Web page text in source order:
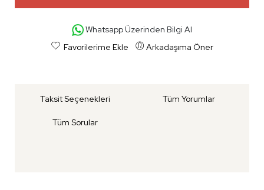
Whatsapp Üzerinden Bilgi Al
Favorilerime Ekle
Arkadaşıma Öner
Taksit Seçenekleri Tüm Yorumlar
Tüm Sorular